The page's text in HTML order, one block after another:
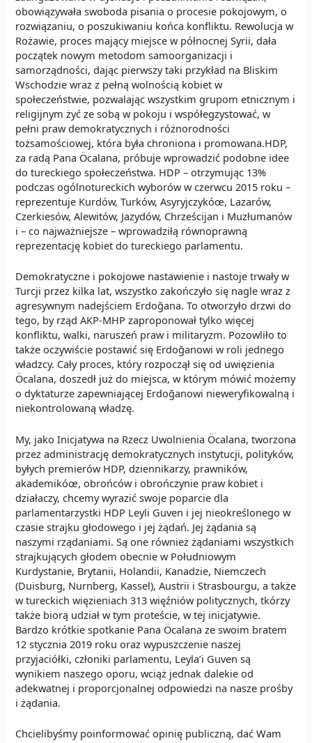
obowiązywała swoboda pisania o procesie pokojowym, o
rozwiązaniu, o poszukiwaniu końca konfliktu. Rewolucja w
Rożawie, proces mający miejsce w północnej Syrii, dała
początek nowym metodom samoorganizacji i
samorządności, dając pierwszy taki przykład na Bliskim
Wschodzie wraz z pełną wolnością kobiet w
społeczeństwie, pozwalając wszystkim grupom etnicznym i
religijnym żyć ze sobą w pokoju i współegzystować, w
pełni praw demokratycznych i różnorodności
tożsamościowej, która była chroniona i promowana.HDP,
za radą Pana Öcalana, próbuje wprowadzić podobne idee
do tureckiego społeczeństwa. HDP – otrzymując 13%
podczas ogólnotureckich wyborów w czerwcu 2015 roku –
reprezentuje Kurdów, Turków, Asyryjczykóœ, Lazarów,
Czerkiesów, Alewitów, Jazydów, Chrześcijan i Muzłumanów
i – co najważniejsze – wprowadziłą równoprawną
reprezentację kobiet do tureckiego parlamentu.
Demokratyczne i pokojowe nastawienie i nastoje trwały w
Turcji przez kilka lat, wszystko zakończyło się nagle wraz z
agresywnym nadejściem Erdoğana. To otworzyło drzwi do
tego, by rząd AKP-MHP zaproponował tylko więcej
konfliktu, walki, naruszeń praw i militaryzm. Pozowliło to
także oczywiście postawić się Erdoğanowi w roli jednego
władzcy. Cały proces, który rozpoczął się od uwięzienia
Öcalana, doszedł już do miejsca, w którym mówić możemy
o dyktaturze zapewniającej Erdoğanowi nieweryfikowalną i
niekontrolowaną władzę.
My, jako Inicjatywa na Rzecz Uwolnienia Öcalana, tworzona
przez administrację demokratycznych instytucji, polityków,
byłych premierów HDP, dziennikarzy, prawników,
akademikóœ, obrońców i obrończynie praw kobiet i
działaczy, chcemy wyrazić swoje poparcie dla
parlamentarzystki HDP Leyli Guven i jej nieokreślonego w
czasie strajku głodowego i jej żądań. Jej żądania są
naszymi rządaniami. Są one również żądaniami wszystkich
strajkujących głodem obecnie w Południowym
Kurdystanie, Brytanii, Holandii, Kanadzie, Niemczech
(Duisburg, Nurnberg, Kassel), Austrii i Strasbourgu, a także
w tureckich więzieniach 313 więźniów politycznych, tkórzy
także biorą udział w tym proteście, w tej inicjatywie.
Bardzo krótkie spotkanie Pana Öcalana ze swoim bratem
12 stycznia 2019 roku oraz wypuszczenie naszej
przyjaciółki, członiki parlamentu, Leyla’i Guven są
wynikiem naszego oporu, wciąż jednak dalekie od
adekwatnej i proporcjonalnej odpowiedzi na nasze prośby
i żądania.
Chcielibyśmy poinformować opinię publiczną, dać Wam